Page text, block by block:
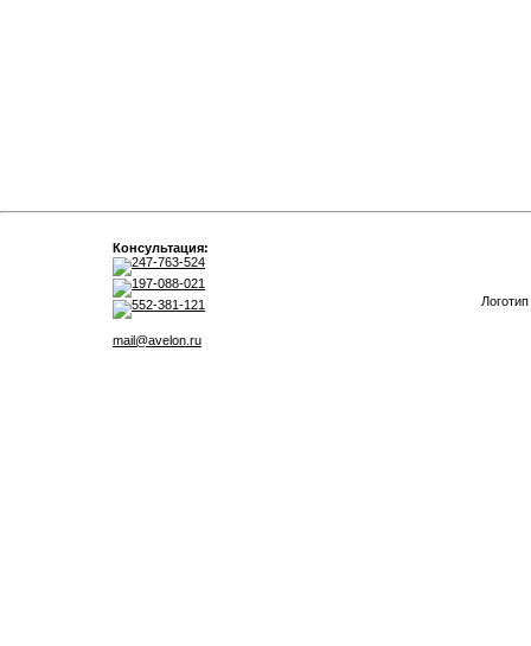
Консультация:
247-763-524
197-088-021
552-381-121
mail@avelon.ru